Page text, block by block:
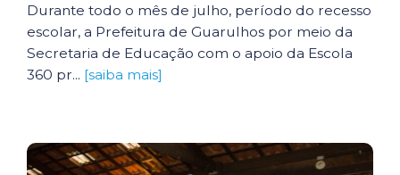
Durante todo o mês de julho, período do recesso
escolar, a Prefeitura de Guarulhos por meio da
Secretaria de Educação com o apoio da Escola
360 pr... [saiba mais]